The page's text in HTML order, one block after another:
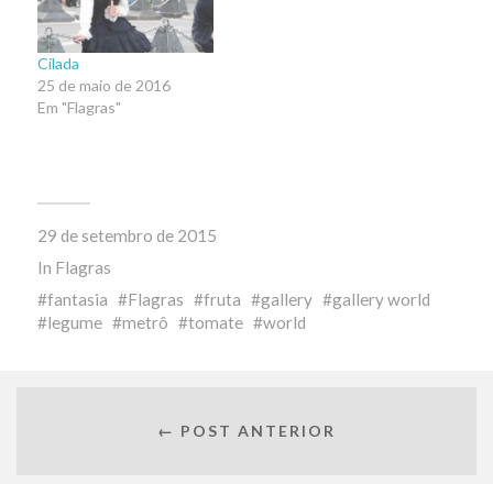
Cilada
25 de maio de 2016
Em "Flagras"
29 de setembro de 2015
In Flagras
fantasia
Flagras fruta gallery
gallery world
legume
metrô tomate world
← POST ANTERIOR